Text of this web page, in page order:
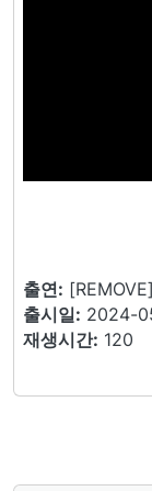
출연:
출시일: 2024-
재생시간: 120